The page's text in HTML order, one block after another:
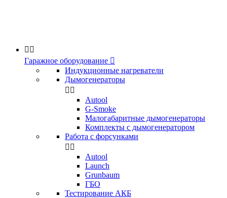
 
Гаражное оборудование 
Индукционные нагреватели
Дымогенераторы
 
Аutool
G-Smoke
Малогабаритные дымогенераторы
Комплекты с дымогенератором
Работа с форсунками
 
Autool
Launch
Grunbaum
ГБО
Тестирование АКБ